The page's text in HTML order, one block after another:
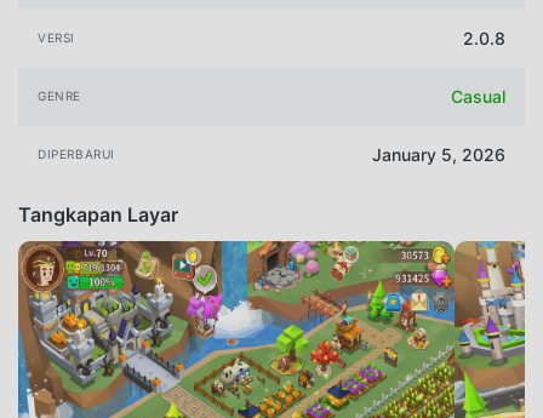
VERSI 2.0.8
GENRE Casual
DIPERBARUI January 5, 2026
Tangkapan Layar